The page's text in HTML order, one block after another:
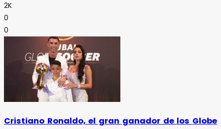
2K
0
0
Cristiano Ronaldo, el gran ganador de los Globe